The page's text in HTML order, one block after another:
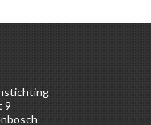
9